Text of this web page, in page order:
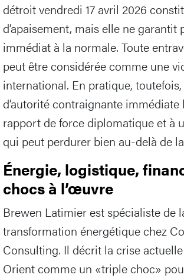
détroit vendredi 17 avril 2026
d’apaisement, mais elle ne garantit
immédiat à la normale. Toute
peut être considérée comme une
international. En pratique, toutefois,
d’autorité contraignante immédiate
rapport de force diplomatique et à
qui peut perdurer bien au-delà de
Énergie, logistique,
chocs à l’œuvre
Brewen Latimier est spécialiste de
transformation énergétique chez
Consulting. Il décrit la crise
Orient comme un «triple choc»